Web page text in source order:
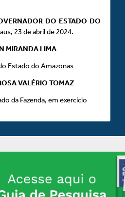
DO ESTADO DO
23 de abril de 2024.
MIRANDA LIMA
Estado do Amazonas
VALÉRIO TOMAZ
da Fazenda, em exercício